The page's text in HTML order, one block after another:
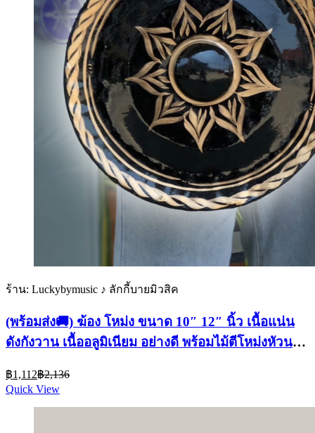
ร้าน: Luckybymusic ♪ ลักกี้บายมิวสิค
(พร้อมส่ง🚚) ฆ้อง โหม่ง ขนาด 10″ 12″ นิ้ว เนื้อแน่น
ดังกังวาน เนื้ออลูมิเนียม อย่างดี พร้อมไม้ตีโหม่งหัวนวม
฿1,112Current
price
is:
฿2,136
Quick View